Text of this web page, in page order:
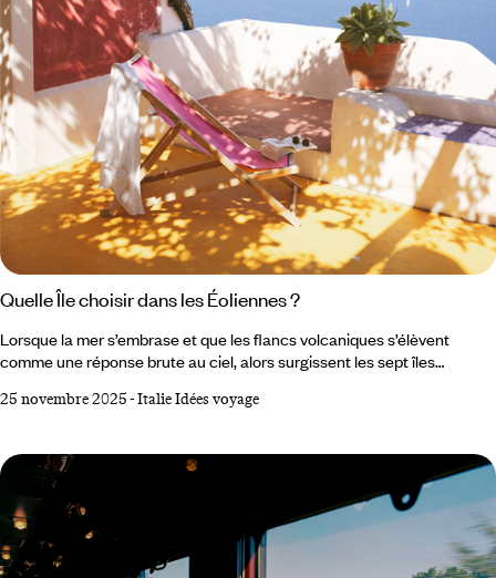
Quelle Île choisir dans les Éoliennes ?
Lorsque la mer s’embrase et que les flancs volcaniques s’élèvent
comme une réponse brute au ciel, alors surgissent les sept îles
archipel de feu, de brume et de turquoise, où l’horizon semble respirer.
ancien que soi, un mélange de géologie vivante, de mémoire humaine
et de lenteur méditerranéenne.
25 novembre 2025-Italie Idées voyage